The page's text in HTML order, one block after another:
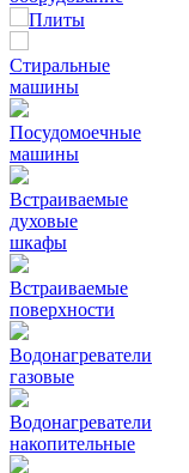
Плиты
Стиральные
машины
Посудомоечные
машины
Встраиваемые
духовые
шкафы
Встраиваемые
поверхности
Водонагреватели
газовые
Водонагреватели
накопительные